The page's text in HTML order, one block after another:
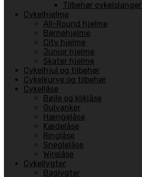
Tilbehør cykelslanger
Cykelhjelme
All-Round hjelme
Børnehjelme
City hjelme
Junior hjelme
Skater hjelme
Cykelhjul og tilbehør
Cykelkurve og tilbehør
Cykellåse
Bøjle og kliklåse
Gulvanker
Hængelåse
Kædelåse
Ringlåse
Sneglelåse
Wirelåse
Cykellygter
Baglygter